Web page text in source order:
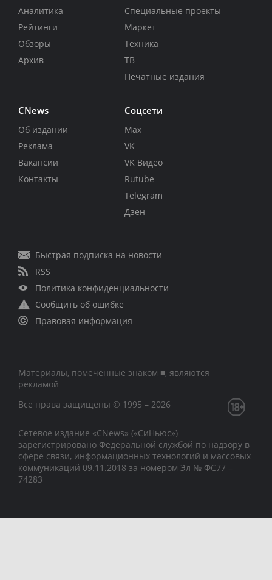
Аналитика
Рейтинги
Обзоры
Архив
Специальные проекты
Маркет
Техника
ТВ
Печатные издания
CNews
Об издании
Реклама
Вакансии
Контакты
Соцсети
Max
VK
VK Видео
Rutube
Telegram
Дзен
Быстрая подписка на новости
RSS
Политика конфиденциальности
Сообщить об ошибке
Правовая информация
Материалы, помеченные знаком ■, являются
рекламой
Все права защищены © 1995 – 2026
Сетевое издание «CNews» («СиНьюс»)
зарегистрировано Федеральной службой по надзору в
сфере связи, информационных технологий и массовых
коммуникаций 09.11.2018 за номером Эл № ФС77 –
74283